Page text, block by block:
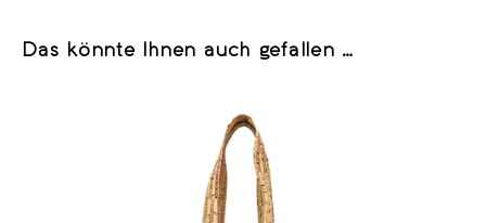
Das könnte Ihnen auch gefallen …